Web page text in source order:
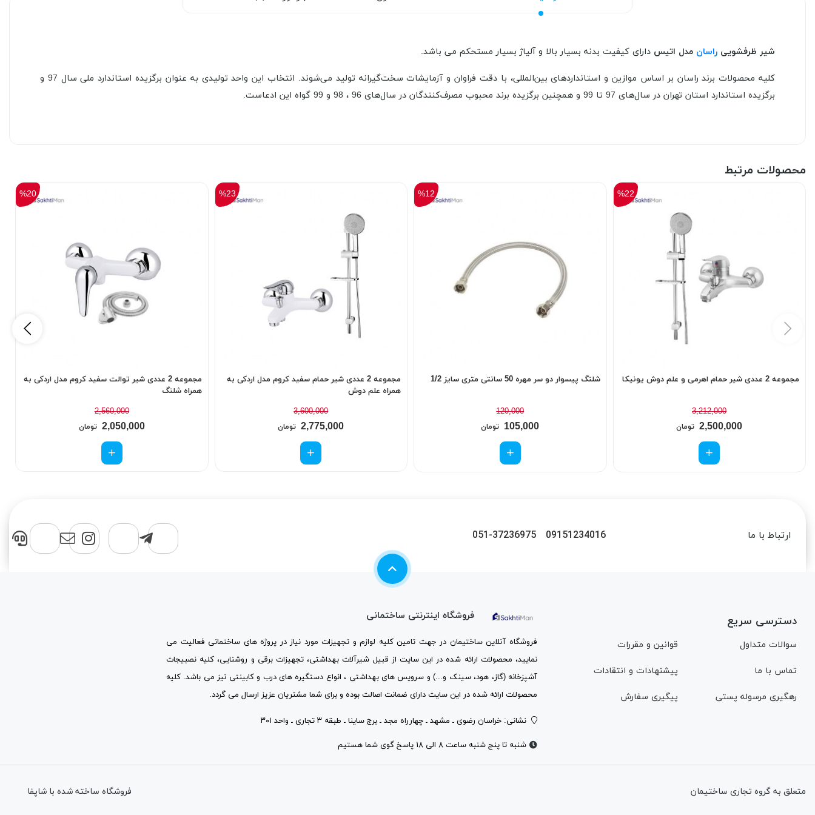
شیر ظرفشویی راسان مدل اتیس دارای کیفیت بدنه بسیار بالا و آلیاژ بسیار مستحکم می باشد.
کلیه محصولات برند راسان بر اساس موازین و استانداردهای بین المللی، با دقت فراوان و آزمایشات سخت گیرانه تولید می شوند. انتخاب این واحد تولیدی به عنوان برگزیده استاندارد ملی سال 97 و
برگزیده استاندارد استان تهران در سال های 97 تا 99 و همچنین برگزیده برند محبوب مصرف کنندگان در سال های 96 ، 98 و 99 گواه این ادعاست.
محصولات مرتبط
مجموعه 2 عددی شیر حمام اهرمی و علم دوش یونیکا
3,212,000
%22
2,500,000 تومان
شلنگ پیسوار دو سر مهره 50 سانتی متری سایز 1/2
120,000
%12
105,000 تومان
مجموعه 2 عددی شیر حمام سفید کروم مدل اردکی به
همراه علم دوش
3,600,000
%23
2,775,000 تومان
مجموعه 2 عددی شیر توالت سفید کروم مدل اردکی به
همراه شلنگ
2,560,000
%20
2,050,000 تومان
ارتباط با ما 09151234016
051-37236975
دسترسی سریع
سوالات متداول قوانین و مقررات
تماس با ما پیشنهادات و انتقادات
رهگیری مرسوله پستی پیگیری سفارش
فروشگاه اینترنتی ساختمانی
فروشگاه آنلاین ساختیمان در جهت تامین کلیه لوازم و تجهیزات مورد نیاز در پروژه های ساختمانی فعالیت می
نمایید، محصولات ارائه شده در این سایت از قبیل شیرآلات بهداشتی، تجهیزات برقی و روشنایی، کلیه نصبیجات
آشپزخانه (گاز، هود، سینک و...) و سرویس های بهداشتی ، انواع دستگیره های درب و کابینتی نیز می باشد. کلیه
محصولات ارائه شده در این سایت دارای ضمانت اصالت بوده و برای شما مشتریان عزیز ارسال می گردد.
نشانی: خراسان رضوی ـ مشهد ـ چهارراه مجد ـ برج ساینا ـ طبقه ۳ تجاری ـ واحد ۳۰۱
شنبه تا پنج شنبه ساعت ۸ الی ۱۸ پاسخ گوی شما هستیم
متعلق به گروه تجاری ساختیمان فروشگاه ساخته شده با شاپفا